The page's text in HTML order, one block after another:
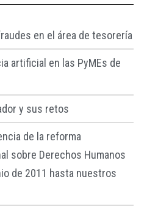
en el área de tesorería​
artificial en las PyMEs de
y sus retos
de la reforma
sobre Derechos Humanos
de 2011 hasta nuestros